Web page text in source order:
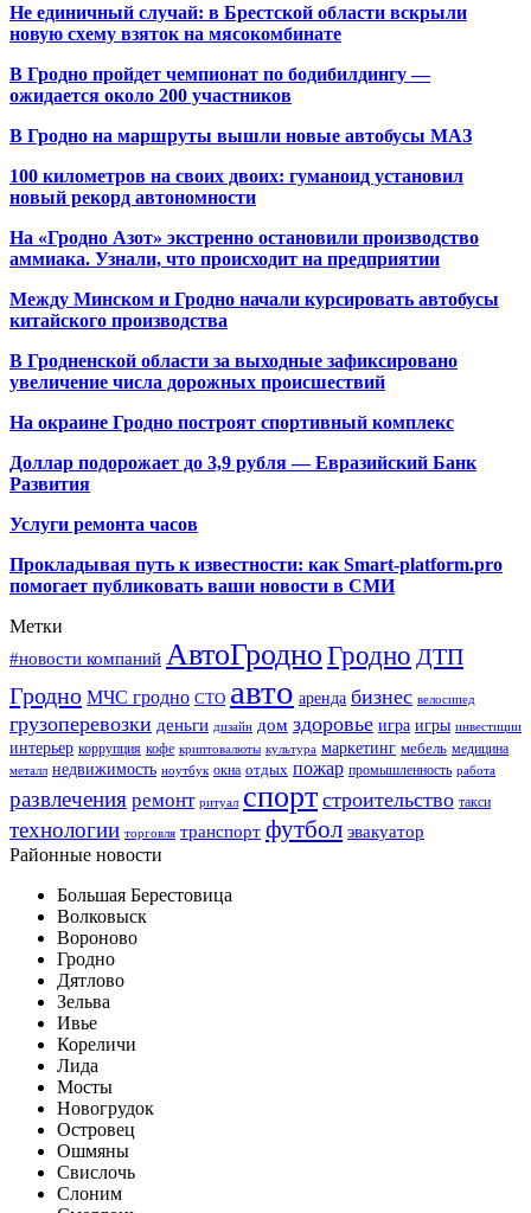
Не единичный случай: в Брестской области вскрыли
новую схему взяток на мясокомбинате
В Гродно пройдет чемпионат по бодибилдингу —
ожидается около 200 участников
В Гродно на маршруты вышли новые автобусы МАЗ
100 километров на своих двоих: гуманоид установил
новый рекорд автономности
На «Гродно Азот» экстренно остановили производство
аммиака. Узнали, что происходит на предприятии
Между Минском и Гродно начали курсировать автобусы
китайского производства
В Гродненской области за выходные зафиксировано
увеличение числа дорожных происшествий
На окраине Гродно построят спортивный комплекс
Доллар подорожает до 3,9 рубля — Евразийский Банк
Развития
Услуги ремонта часов
Прокладывая путь к известности: как Smart-platform.pro
помогает публиковать ваши новости в СМИ
Метки
#новости компаний АвтоГродноГродно ДТП
Гродно МЧС гродно СТО авто аренда бизнес велосипед
грузоперевозки деньги дизайн дом здоровье игра игры инвестиции
интерьер коррупция кофе криптовалюты культура маркетинг мебель медицина
металл недвижимость ноутбук окна отдых пожар промышленность работа
развлечения ремонт ритуал спорт строительство такси
технологии торговля транспорт футбол эвакуатор
Районные новости
Большая Берестовица
Волковыск
Вороново
Гродно
Дятлово
Зельва
Ивье
Кореличи
Лида
Мосты
Новогрудок
Островец
Ошмяны
Свислочь
Слоним